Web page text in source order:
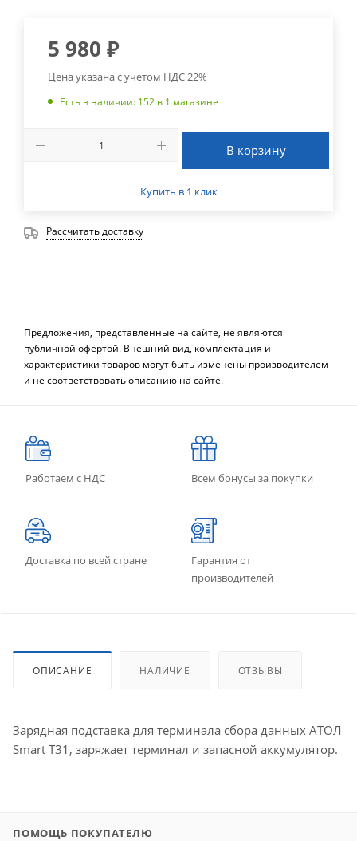
5 980 ₽
Цена указана с учетом НДС 22%
Есть в наличии: 152 в 1 магазине
В корзину
Купить в 1 клик
Рассчитать доставку
Предложения, представленные на сайте, не являются
публичной офертой. Внешний вид, комплектация и
характеристики товаров могут быть изменены производителем
и не соответствовать описанию на сайте.
Работаем с НДС Всем бонусы за покупки
Доставка по всей стране
Гарантия от
производителей
ОПИСАНИЕ НАЛИЧИЕ ОТЗЫВЫ
Зарядная подставка для терминала сбора данных АТОЛ
Smart T31, заряжает терминал и запасной аккумулятор.
ПОМОЩЬ ПОКУПАТЕЛЮ